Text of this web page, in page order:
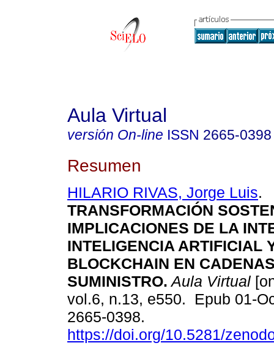
Aula Virtual
versión On-line ISSN 2665-0398
Resumen
HILARIO RIVAS, Jorge Luis.
TRANSFORMACIÓN
IMPLICACIONES DE LA
INTELIGENCIA ARTIFICIAL
BLOCKCHAIN EN
SUMINISTRO. Aula Virtual
vol.6, n.13, e550. Epub 01-
2665-0398.
https://doi.org/10.5281/